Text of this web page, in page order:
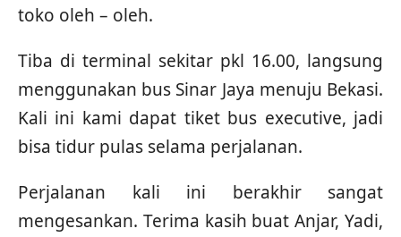
toko oleh – oleh.
Tiba di terminal sekitar pkl 16.00, langsung
menggunakan bus Sinar Jaya menuju Bekasi.
Kali ini kami dapat tiket bus executive, jadi
bisa tidur pulas selama perjalanan.
Perjalanan kali ini berakhir sangat
mengesankan. Terima kasih buat Anjar, Yadi,